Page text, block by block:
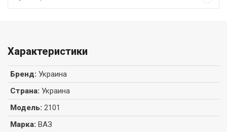
Характеристики
Бренд: Украина
Страна: Украина
Модель: 2101
Марка: ВАЗ